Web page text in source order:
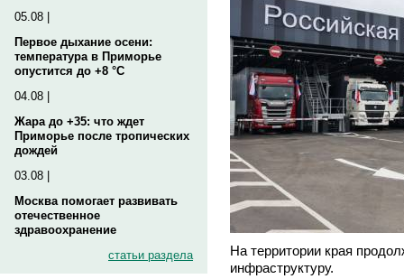
05.08 |
Первое дыхание осени:
температура в Приморье
опустится до +8 °C
04.08 |
Жара до +35: что ждет
Приморье после тропических
дождей
03.08 |
Москва помогает развивать
отечественное
здравоохранение
статьи раздела
На территории края
инфраструктуру.